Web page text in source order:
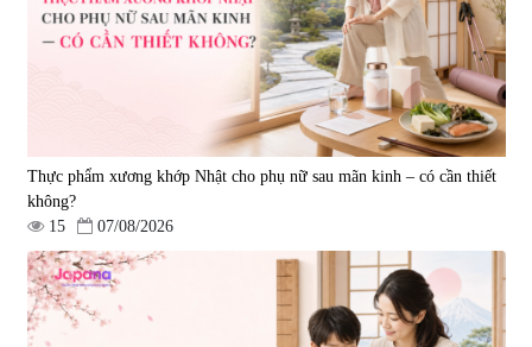
1.490.000 đ 980.000 đ
Viên uống bổ gan Ribeto Shoji
Hepaclean 60 viên
690.000 đ
Viên uống hỗ trợ cải thiện thoát
vị đĩa đệm Kyoto Has 30 viên
|14.560
1.600.000 đ
Thực phẩm xương khớp Nhật cho phụ nữ sau mãn kinh – có cần thiết
không?
15
07/08/2026